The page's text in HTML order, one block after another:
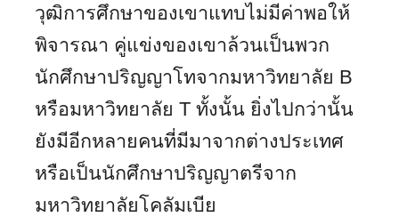
วุฒิการศึกษาของเขาแทบไม่มีค่าพอให้
พิจารณา คู่แข่งของเขาล้วนเป็นพวก
นักศึกษาปริญญาโทจากมหาวิทยาลัย B
หรือมหาวิทยาลัย T ทั้งนั้น ยิ่งไปกว่านั้น
ยังมีอีกหลายคนที่มีมาจากต่างประเทศ
หรือเป็นนักศึกษาปริญญาตรีจาก
มหาวิทยาลัยโคลัมเบีย